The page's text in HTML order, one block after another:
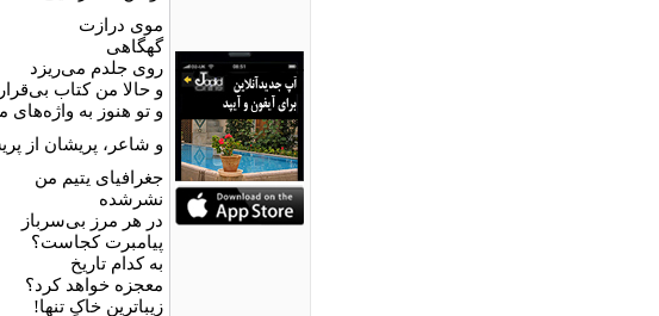
موی درازت
گهگاهی
روی جلدم می‌ریزد
و حالا من کتاب
و تو هنوز به
و شاعر، پریشان از
جغرافیای یتیم من
نشرشده
در هر مرز بی‌سرباز
پیامبرت کجاست؟
به کدام تاریخ
معجزه خواهد کرد؟
زیباترین خاکِ تنها!